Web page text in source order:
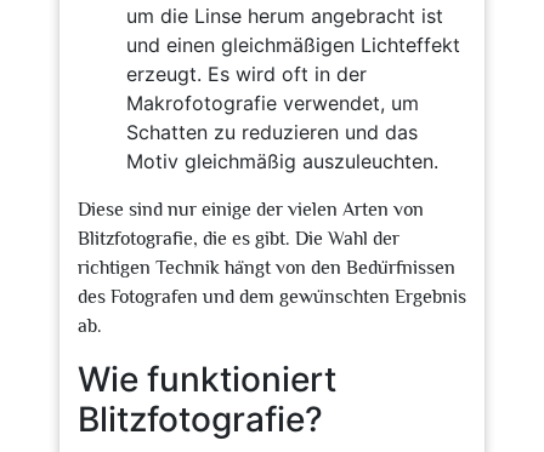
um die Linse herum angebracht ist
und einen gleichmäßigen Lichteffekt
erzeugt. Es wird oft in der
Makrofotografie verwendet, um
Schatten zu reduzieren und das
Motiv gleichmäßig auszuleuchten.
Diese sind nur einige der vielen Arten von
Blitzfotografie, die es gibt. Die Wahl der
richtigen Technik hängt von den Bedürfnissen
des Fotografen und dem gewünschten Ergebnis
ab.
Wie funktioniert
Blitzfotografie?